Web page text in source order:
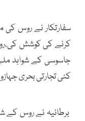
سفارتکار نے روس
کرنے کی کوشش
جاسوسی کے شواہد
کئی تجارتی بحری
برطانیہ نے روس کے